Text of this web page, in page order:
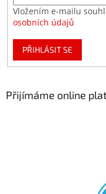
Vložením e-mailu
osobních údajů
PŘIHLÁSIT SE
Přijímáme online